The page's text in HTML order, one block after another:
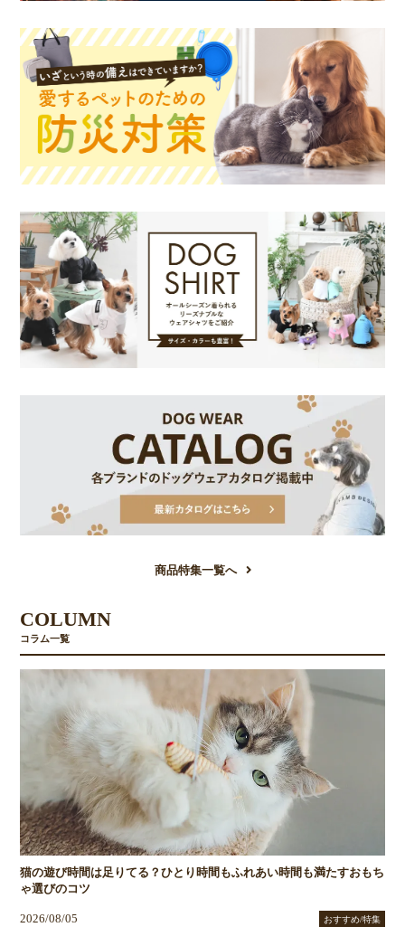
商品特集一覧へ
COLUMN
コラム一覧
猫の遊び時間は足りてる？ひとり時間もふれあい時間も満たすおもち
ゃ選びのコツ
2026/08/05 おすすめ/特集